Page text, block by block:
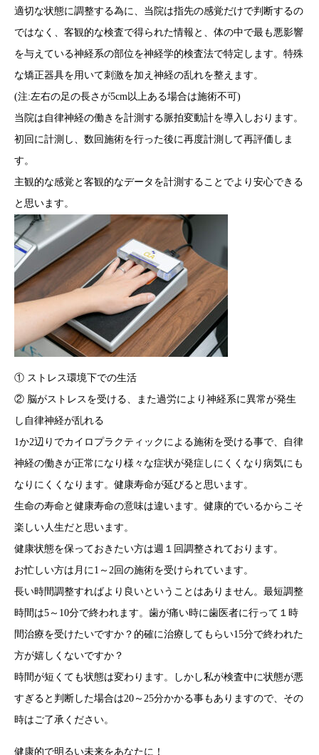
適切な状態に調整する為に、当院は指先の感覚だけで判断するの
ではなく、客観的な検査で得られた情報と、体の中で最も悪影響
を与えている神経系の部位を神経学的検査法で特定します。特殊
な矯正器具を用いて刺激を加え神経の乱れを整えます。
(注:左右の足の長さが5cm以上ある場合は施術不可)
当院は自律神経の働きを計測する脈拍変動計を導入しおります。
初回に計測し、数回施術を行った後に再度計測して再評価しま
す。
主観的な感覚と客観的なデータを計測することでより安心できる
と思います。
① ストレス環境下での生活
② 脳がストレスを受ける、また過労により神経系に異常が発生
し自律神経が乱れる
1か2辺りでカイロプラクティックによる施術を受ける事で、自律
神経の働きが正常になり様々な症状が発症しにくくなり病気にも
なりにくくなります。健康寿命が延びると思います。
生命の寿命と健康寿命の意味は違います。健康的でいるからこそ
楽しい人生だと思います。
健康状態を保っておきたい方は週１回調整されております。
お忙しい方は月に1～2回の施術を受けられています。
長い時間調整すればより良いということはありません。最短調整
時間は5～10分で終われます。歯が痛い時に歯医者に行って１時
間治療を受けたいですか？的確に治療してもらい15分で終われた
方が嬉しくないですか？
時間が短くても状態は変わります。しかし私が検査中に状態が悪
すぎると判断した場合は20～25分かかる事もありますので、その
時はご了承ください。
健康的で明るい未来をあなたに！